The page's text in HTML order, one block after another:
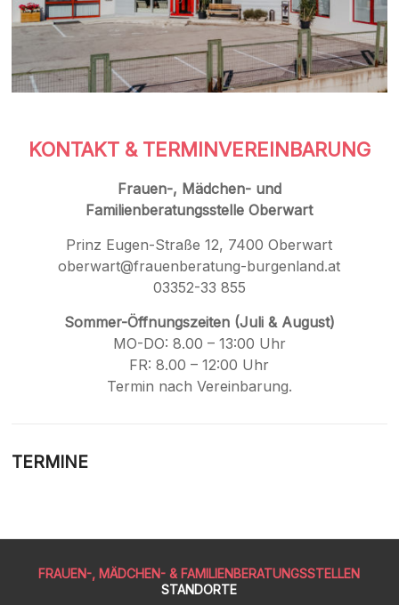
KONTAKT & TERMINVEREINBARUNG
Frauen-, Mädchen- und
Familienberatungsstelle Oberwart
Prinz Eugen-Straße 12, 7400 Oberwart
oberwart@frauenberatung-burgenland.at
03352-33 855
Sommer-Öffnungszeiten (Juli & August)
MO-DO: 8.00 – 13:00 Uhr
FR: 8.00 – 12:00 Uhr
Termin nach Vereinbarung.
TERMINE
FRAUEN-, MÄDCHEN- & FAMILIENBERATUNGSSTELLEN
STANDORTE